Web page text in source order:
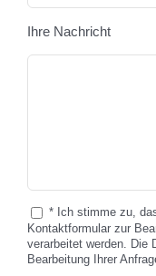
Ihre Nachricht
* Ich stimme zu,
Kontaktformular zur
verarbeitet werden. Die
Bearbeitung Ihrer